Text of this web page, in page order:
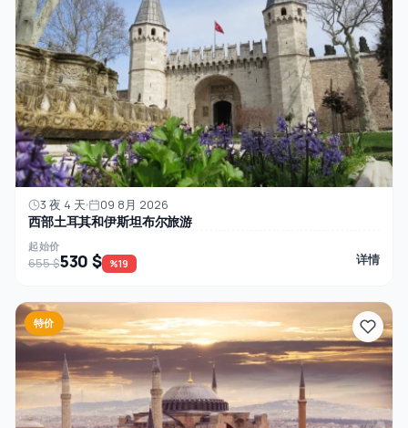
3 夜 4 天 09 8月 2026
西部土耳其和伊斯坦布尔旅游
起始价
655 $530 $ %19 详情
特价